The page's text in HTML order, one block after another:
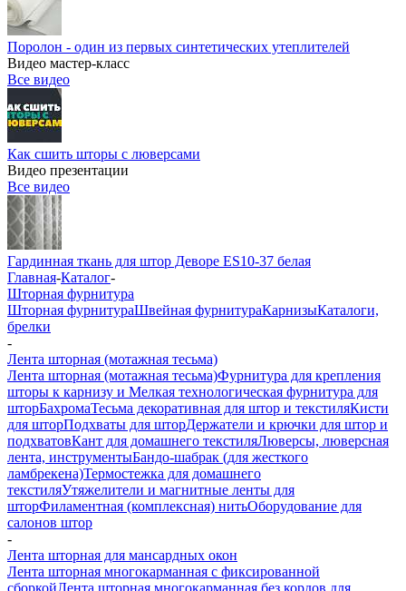
Поролон - один из первых синтетических утеплителей
Видео мастер-класс
Все видео
Как сшить шторы с люверсами
Видео презентации
Все видео
Гардинная ткань для штор Деворе ES10-37 белая
Главная-Каталог-
Шторная фурнитура
Шторная фурнитураШвейная фурнитураКарнизыКаталоги,
брелки
-
Лента шторная (мотажная тесьма)
Лента шторная (мотажная тесьма)Фурнитура для крепления
шторы к карнизу и Мелкая технологическая фурнитура для
шторБахромаТесьма декоративная для штор и текстиляКисти
для шторПодхваты для шторДержатели и крючки для штор и
подхватовКант для домашнего текстиляЛюверсы, люверсная
лента, инструментыБандо-шабрак (для жесткого
ламбрекена)Термостежка для домашнего
текстиляУтяжелители и магнитные ленты для
шторФиламентная (комплексная) нитьОборудование для
салонов штор
-
Лента шторная для мансардных окон
Лента шторная многокарманная с фиксированной
сборкойЛента шторная многокарманная без кордов для